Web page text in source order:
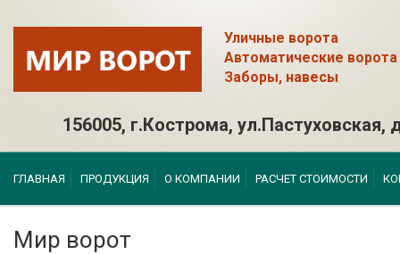
156005, г.Кострома, ул.Пастуховская,
Уличные ворота
Автоматические ворота
Заборы, навесы
ГЛАВНАЯ ПРОДУКЦИЯ О КОМПАНИИ РАСЧЕТ СТОИМОСТИ
Мир ворот